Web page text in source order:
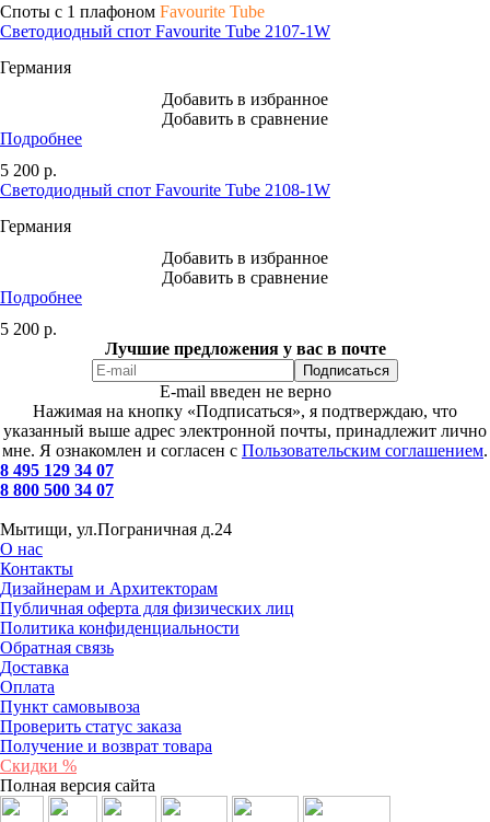
Споты с 1 плафоном Favourite Tube
Светодиодный спот Favourite Tube 2107-1W
Германия
Добавить в избранное
Добавить в сравнение
Подробнее
5 200 р.
Светодиодный спот Favourite Tube 2108-1W
Германия
Добавить в избранное
Добавить в сравнение
Подробнее
5 200 р.
Лучшие предложения у вас в почте
E-mail введен не верно
Нажимая на кнопку «Подписаться», я подтверждаю, что
указанный выше адрес электронной почты, принадлежит лично
мне. Я ознакомлен и согласен с Пользовательским соглашением.
8 495 129 34 07
8 800 500 34 07
Мытищи, ул.Пограничная д.24
О нас
Контакты
Дизайнерам и Архитекторам
Публичная оферта для физических лиц
Политика конфиденциальности
Обратная связь
Доставка
Оплата
Пункт самовывоза
Проверить статус заказа
Получение и возврат товара
Скидки %
Полная версия сайта